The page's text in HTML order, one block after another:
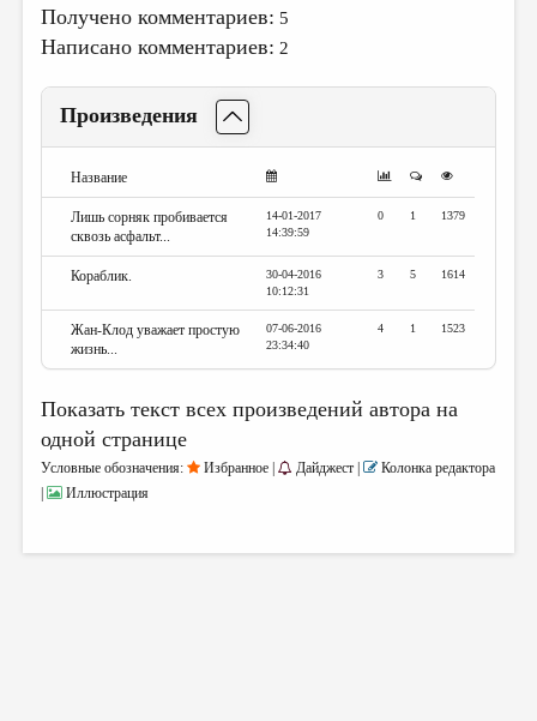
ОБЪЯВЛЕНИЯ
РЕДКОЛЛЕГИЯ
ОТ РЕДАКЦИИ
МАЛАЯ ПРОЗА
ЭССЕИСТИКА
ЛИТЕРАТУРОВЕДЕНИЕ
КУЛЬТУРОВЕДЕНИЕ
ПУБЛИЦИСТИКА
РЕЦЕНЗИРОВАНИЕ
ЦИКЛЫ ПУБЛИКАЦИЙ
ТРЕДИАКОВСКИЙ
Получено комментариев: 5
Написано комментариев: 2
Произведения
Название
Лишь сорняк пробивается
сквозь асфальт...
14-01-2017
14:39:59
0 1 1379
Кораблик.
30-04-2016
10:12:31
3 5 1614
Жан-Клод уважает простую
жизнь...
07-06-2016
23:34:40
4 1 1523
Показать текст всех произведений автора на
одной странице
Условные обозначения: Избранное | Дайджест |
Колонка редактора
|
Иллюстрация